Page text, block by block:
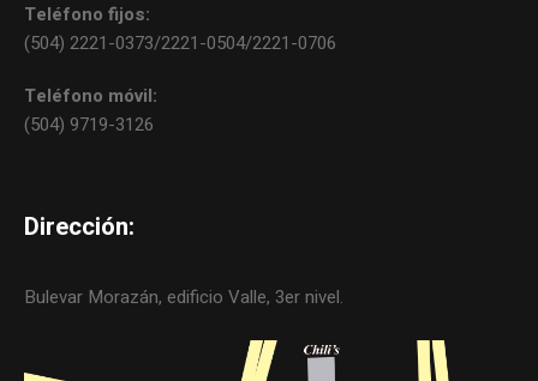
Teléfono fijos:
(504) 2221-0373/2221-0504/2221-0706
Teléfono móvil:
(504) 9719-3126
Dirección:
Bulevar Morazán, edificio Valle, 3er nivel.